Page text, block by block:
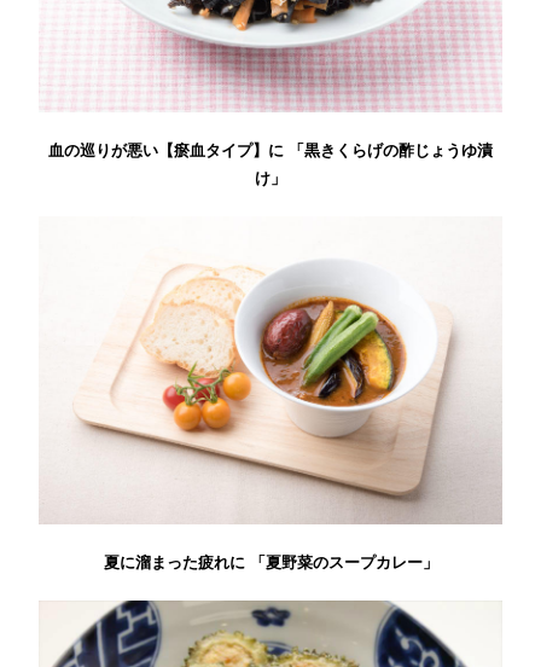
血の巡りが悪い【瘀血タイプ】に 「黒きくらげの酢じょうゆ漬
け」
夏に溜まった疲れに 「夏野菜のスープカレー」